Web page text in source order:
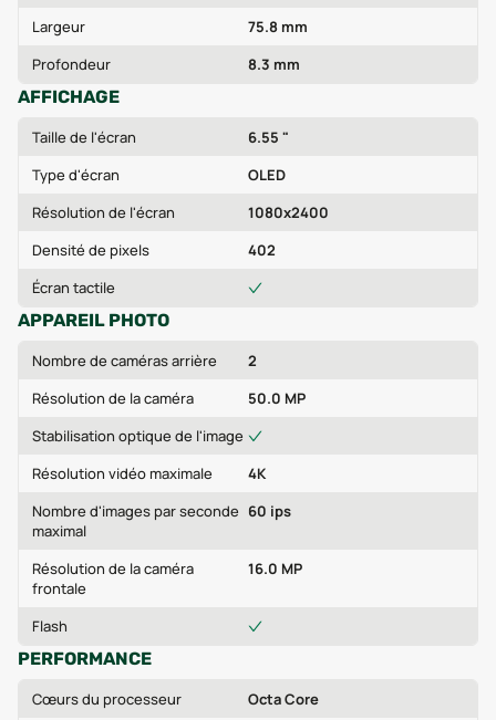
Largeur
75.8 mm
Profondeur
8.3 mm
AFFICHAGE
Taille de l'écran
6.55 "
Type d'écran
OLED
Résolution de l'écran
1080x2400
Densité de pixels
402
Écran tactile
APPAREIL PHOTO
Nombre de caméras arrière
2
Résolution de la caméra
50.0 MP
Stabilisation optique de l'image
Résolution vidéo maximale
4K
Nombre d'images par seconde
maximal
60 ips
Résolution de la caméra
frontale
16.0 MP
Flash
PERFORMANCE
Cœurs du processeur
Octa Core